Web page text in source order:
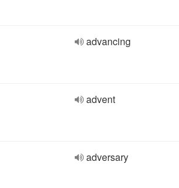
advancing
advent
adversary